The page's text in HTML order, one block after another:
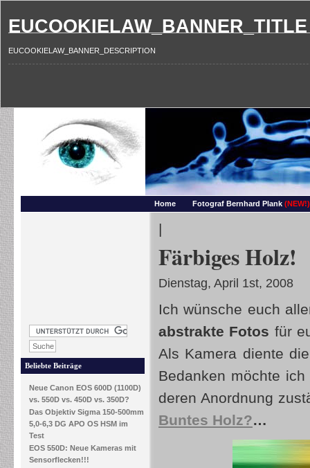
EUCOOKIELAW_BANNER_TITLE
EUCOOKIELAW_BANNER_DESCRIPTION
Home Fotograf Bernhard Plank (NEW!)
Beliebte Beiträge
Neue Canon EOS 600D (1100D)
vs. 550D vs. 450D vs. 350D?
Das Objektiv Sigma 150-500mm
5,0-6,3 DG APO OS HSM im
Test
EOS 550D: Neue Kameras mit
Sensorflecken!!!
|
Färbiges Holz!
Dienstag, April 1st, 2008
Ich wünsche euch
abstrakte Fotos für
Als Kamera diente die
Bedanken möchte
deren Anordnung
Buntes Holz?…